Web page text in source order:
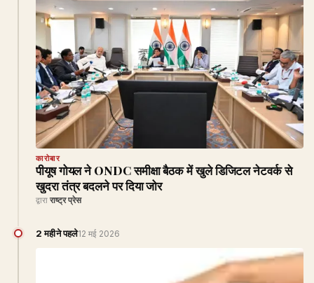
कारोबार
पीयूष गोयल ने ONDC समीक्षा बैठक में खुले डिजिटल नेटवर्क से
खुदरा तंत्र बदलने पर दिया जोर
द्वारा राष्ट्र प्रेस
2 महीने पहले12 मई 2026